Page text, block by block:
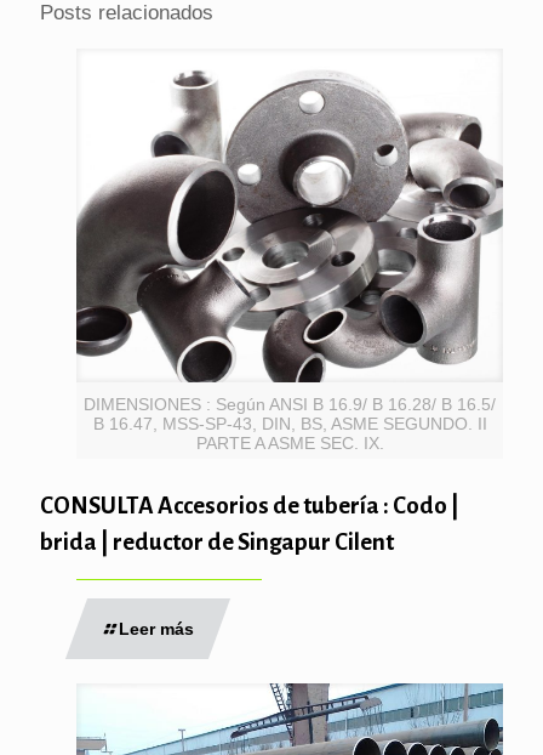
Posts relacionados
DIMENSIONES : Según ANSI B 16.9/ B 16.28/ B 16.5/
B 16.47, MSS-SP-43, DIN, BS, ASME SEGUNDO. II
PARTE A ASME SEC. IX.
CONSULTA Accesorios de tubería : Codo |
brida | reductor de Singapur Cilent
Leer más